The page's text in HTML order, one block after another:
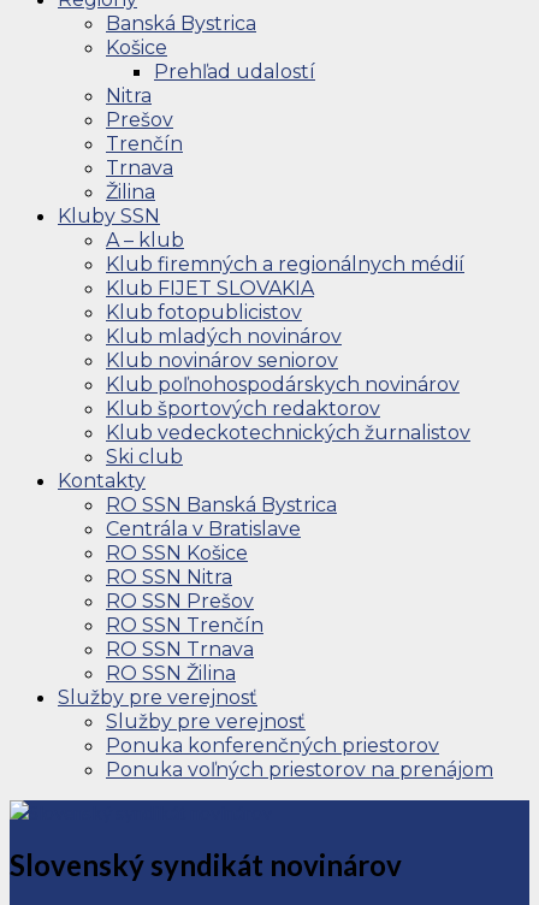
Banská Bystrica
Košice
Prehľad udalostí
Nitra
Prešov
Trenčín
Trnava
Žilina
Kluby SSN
A – klub
Klub firemných a regionálnych médií
Klub FIJET SLOVAKIA
Klub fotopublicistov
Klub mladých novinárov
Klub novinárov seniorov
Klub poľnohospodárskych novinárov
Klub športových redaktorov
Klub vedeckotechnických žurnalistov
Ski club
Kontakty
RO SSN Banská Bystrica
Centrála v Bratislave
RO SSN Košice
RO SSN Nitra
RO SSN Prešov
RO SSN Trenčín
RO SSN Trnava
RO SSN Žilina
Služby pre verejnosť
Služby pre verejnosť
Ponuka konferenčných priestorov
Ponuka voľných priestorov na prenájom
Slovenský syndikát novinárov